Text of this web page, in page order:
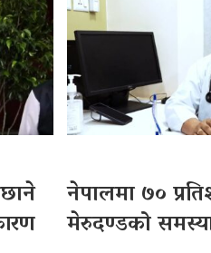
नेपालमा ७०
मेरुदण्डको